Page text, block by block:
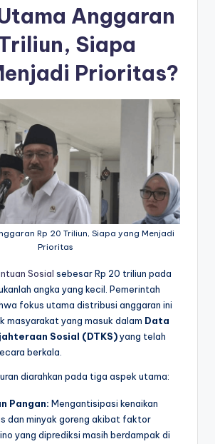
Anggaran
Siapa
Prioritas?
Rp 20 Triliun, Siapa yang Menjadi
Prioritas
Sosial sebesar Rp 20 triliun pada
angka yang kecil. Pemerintah
fokus utama distribusi anggaran ini
masyarakat yang masuk dalam Data
Sosial (DTKS)yang telah
berkala.
diarahkan pada tiga aspek utama:
Pangan: Mengantisipasi kenaikan
dan minyak goreng akibat faktor
yang diprediksi masih berdampak di